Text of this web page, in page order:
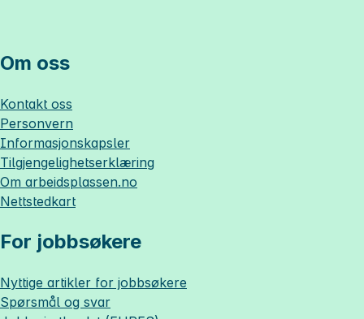
Om oss
Kontakt oss
Personvern
Informasjonskapsler
Tilgjengelighetserklæring
Om arbeidsplassen.no
Nettstedkart
For jobbsøkere
Nyttige artikler for jobbsøkere
Spørsmål og svar